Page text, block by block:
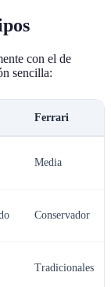
con el de
sencilla:
Ferrari
Media
Conservador
Tradicionales